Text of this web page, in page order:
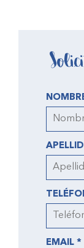
EMAIL *